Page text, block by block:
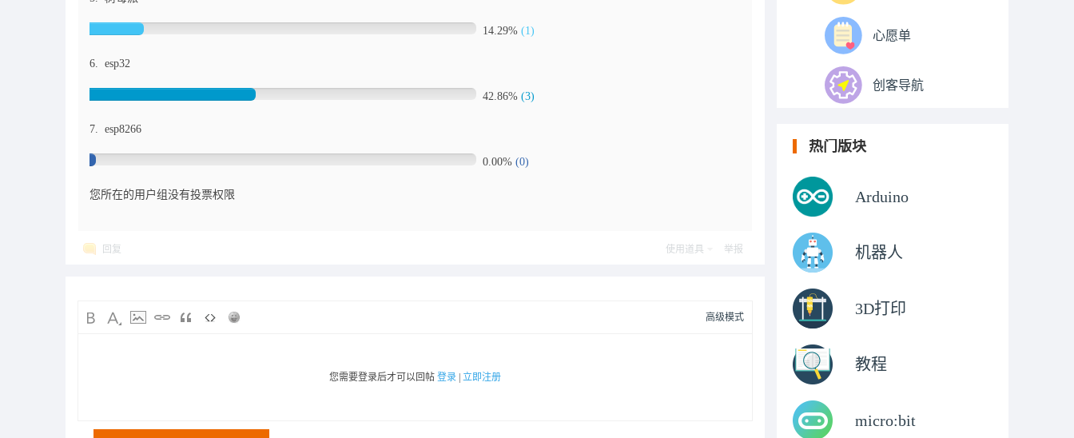
14.29% (1)
6. esp32
42.86% (3)
7. esp8266
0.00% (0)
您所在的用户组没有投票权限
回复 使用道具 举报
高级模式
您需要登录后才可以回帖 登录 立即注册
心愿单
创客导航
热门版块
Arduino
机器人
3D打印
教程
micro:bit